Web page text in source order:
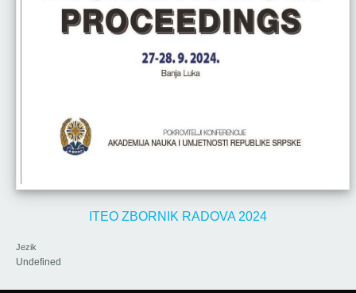
ITEO ZBORNIK RADOVA 2024
Jezik
Undefined